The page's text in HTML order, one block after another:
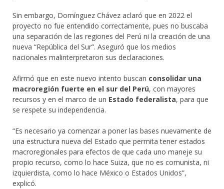
Sin embargo, Domínguez Chávez aclaró que en 2022 el
proyecto no fue entendido correctamente, pues no buscaba
una separación de las regiones del Perú ni la creación de una
nueva “República del Sur”. Aseguró que los medios
nacionales malinterpretaron sus declaraciones.
Afirmó que en este nuevo intento buscan consolidar una
macroregión fuerte en el sur del Perú, con mayores
recursos y en el marco de un Estado federalista, para que
se respete su independencia.
“Es necesario ya comenzar a poner las bases nuevamente de
una estructura nueva del Estado que permita tener estados
macroregionales para efectos de que cada uno maneje su
propio recurso, como lo hace Suiza, que no es comunista, ni
izquierdista, como lo hace México o Estados Unidos”,
explicó.